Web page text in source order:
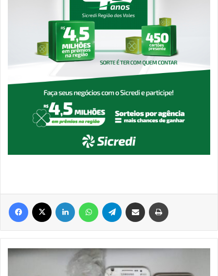
Facebook Linkedin WhatsAppTelegram Compartilhar via e-mail
Jovem